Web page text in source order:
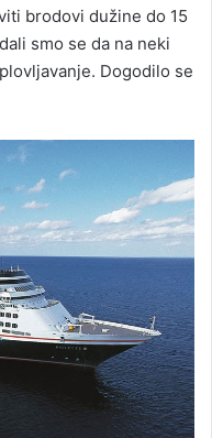
brodovi dužine do 15
smo se da na neki
Dogodilo se